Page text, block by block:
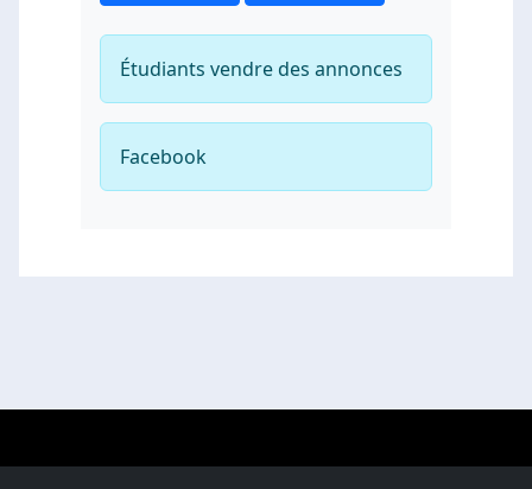
Étudiants vendre des annonces
Facebook